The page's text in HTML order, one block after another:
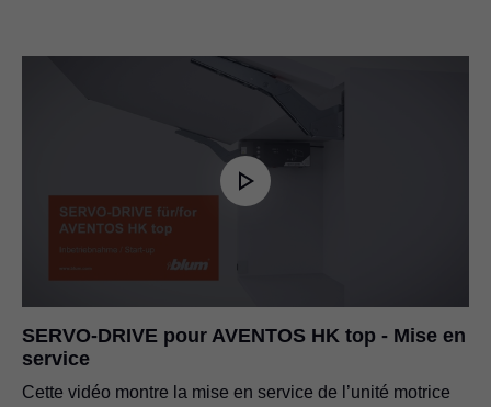
SERVO-DRIVE pour AVENTOS HK top - Mise en
service
Cette vidéo montre la mise en service de l’unité motrice